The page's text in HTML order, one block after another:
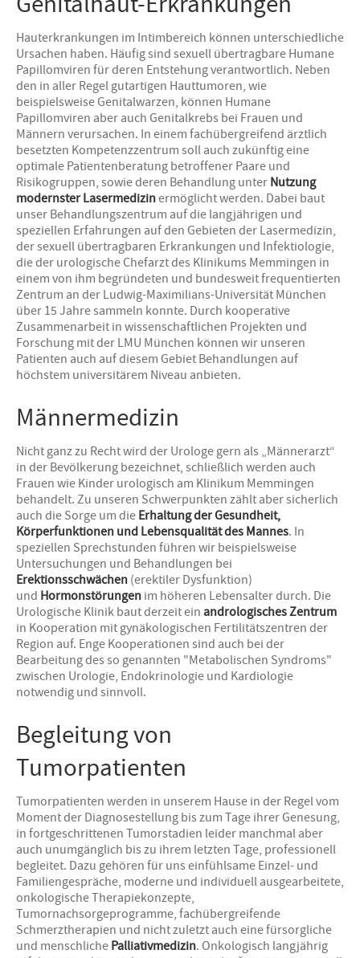
Hauterkrankungen im Intimbereich können unterschiedliche
Ursachen haben. Häufig sind sexuell übertragbare Humane
Papillomviren für deren Entstehung verantwortlich. Neben
den in aller Regel gutartigen Hauttumoren, wie
beispielsweise Genitalwarzen, können Humane
Papillomviren aber auch Genitalkrebs bei Frauen und
Männern verursachen. In einem fachübergreifend ärztlich
besetzten Kompetenzzentrum soll auch zukünftig eine
optimale Patientenberatung betroffener Paare und
Risikogruppen, sowie deren Behandlung unterNutzung
modernster Lasermedizinermöglicht werden. Dabei baut
unser Behandlungszentrum auf die langjährigen und
speziellen Erfahrungen auf den Gebieten der Lasermedizin,
der sexuell übertragbaren Erkrankungen und Infektiologie,
die der urologische Chefarzt des Klinikums Memmingen in
einem von ihm begründeten und bundesweit frequentierten
Zentrum an der Ludwig-Maximilians-Universität München
über 15 Jahre sammeln konnte. Durch kooperative
Zusammenarbeit in wissenschaftlichen Projekten und
Forschung mit der LMU München können wir unseren
Patienten auch auf diesem Gebiet Behandlungen auf
höchstem universitärem Niveau anbieten.
Männermedizin
Nicht ganz zu Recht wird der Urologe gern als „Männerarzt“
in der Bevölkerung bezeichnet, schließlich werden auch
Frauen wie Kinder urologisch am Klinikum Memmingen
behandelt. Zu unseren Schwerpunkten zählt aber sicherlich
auch die Sorge um dieErhaltung der Gesundheit,
Körperfunktionen und Lebensqualität des Mannes. In
speziellen Sprechstunden führen wir beispielsweise
Untersuchungen und Behandlungen bei
Erektionsschwächen(erektiler Dysfunktion)
und Hormonstörungenim höheren Lebensalter durch. Die
Urologische Klinik baut derzeit einandrologisches Zentrum
in Kooperation mit gynäkologischen Fertilitätszentren der
Region auf. Enge Kooperationen sind auch bei der
Bearbeitung des so genannten "Metabolischen Syndroms"
zwischen Urologie, Endokrinologie und Kardiologie
notwendig und sinnvoll.
Begleitung von
Tumorpatienten
Tumorpatienten werden in unserem Hause in der Regel vom
Moment der Diagnosestellung bis zum Tage ihrer Genesung,
in fortgeschrittenen Tumorstadien leider manchmal aber
auch unumgänglich bis zu ihrem letzten Tage, professionell
begleitet. Dazu gehören für uns einfühlsame Einzel- und
Familiengespräche, moderne und individuell ausgearbeitete,
onkologische Therapiekonzepte,
Tumornachsorgeprogramme, fachübergreifende
Schmerztherapien und nicht zuletzt auch eine fürsorgliche
und menschlichePalliativmedizin. Onkologisch langjährig